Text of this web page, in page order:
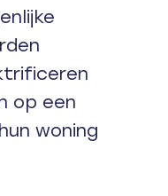
op een
woning